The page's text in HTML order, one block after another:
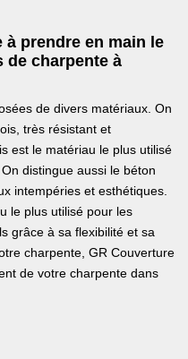
à prendre en main le
de charpente à
de divers matériaux. On
très résistant et
est le matériau le plus utilisé
distingue aussi le béton
intempéries et esthétiques.
le plus utilisé pour les
grâce à sa flexibilité et sa
charpente, GR Couverture
de votre charpente dans